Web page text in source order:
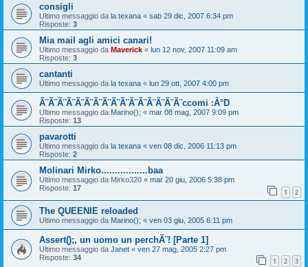
consigli
Ultimo messaggio da la texana « sab 29 dic, 2007 6:34 pm
Risposte: 3
Mia mail agli amici canari!
Ultimo messaggio da Maverick « lun 12 nov, 2007 11:09 am
Risposte: 3
cantanti
Ultimo messaggio da la texana « lun 29 ott, 2007 4:00 pm
Ã¨Ã¨Ã¨Ã¨Ã¨Ã¨Ã¨Ã¨Ã¨Ã¨Ã¨Ã¨Ã¨Ã¨Ã¨Ã¨ccomi :Â°D
Ultimo messaggio da Marino(); « mar 08 mag, 2007 9:09 pm
Risposte: 13
pavarotti
Ultimo messaggio da la texana « ven 08 dic, 2006 11:13 pm
Risposte: 2
Molinari Mirko.................baa
Ultimo messaggio da Mirko320 « mar 20 giu, 2006 5:38 pm
Risposte: 17 1 2
The QUEENIE reloaded
Ultimo messaggio da Marino(); « ven 03 giu, 2005 6:11 pm
Assert();, un uomo un perchÃ¨! [Parte 1]
Ultimo messaggio da Janet « ven 27 mag, 2005 2:27 pm
Risposte: 34 1 2 3